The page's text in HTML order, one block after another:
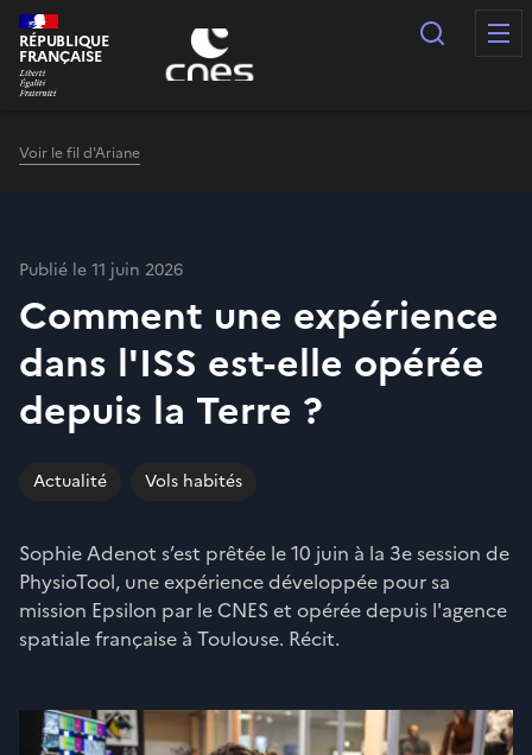
Panneau de gestion des cookies
RÉPUBLIQUE
FRANÇAISE
Voir le fil d'Ariane
Publié le 11 juin 2026
Comment une expérience
dans l'ISS est-elle opérée
depuis la Terre ?
Actualité Vols habités
Sophie Adenot s’est prêtée le 10 juin à la 3e session de
PhysioTool, une expérience développée pour sa
mission Epsilon par le CNES et opérée depuis l'agence
spatiale française à Toulouse. Récit.